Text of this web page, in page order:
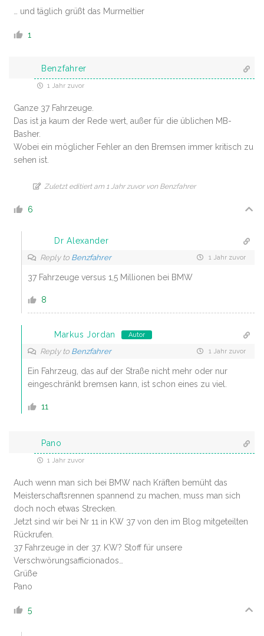
… und täglich grüßt das Murmeltier
1
Benzfahrer
1 Jahr zuvor
Ganze 37 Fahrzeuge.
Das ist ja kaum der Rede wert, außer für die üblichen MB-
Basher.
Wobei ein möglicher Fehler an den Bremsen immer kritisch zu
sehen ist.
Zuletzt editiert am 1 Jahr zuvor von Benzfahrer
6
Dr Alexander
Reply to Benzfahrer 1 Jahr zuvor
37 Fahrzeuge versus 1,5 Millionen bei BMW
8
Markus Jordan Autor
Reply to Benzfahrer 1 Jahr zuvor
Ein Fahrzeug, das auf der Straße nicht mehr oder nur
eingeschränkt bremsen kann, ist schon eines zu viel.
11
Pano
1 Jahr zuvor
Auch wenn man sich bei BMW nach Kräften bemüht das
Meisterschaftsrennen spannend zu machen, muss man sich
doch noch etwas Strecken.
Jetzt sind wir bei Nr 11 in KW 37 von den im Blog mitgeteilten
Rückrufen.
37 Fahrzeuge in der 37. KW? Stoff für unsere
Verschwörungsafficionados…
Grüße
Pano
5